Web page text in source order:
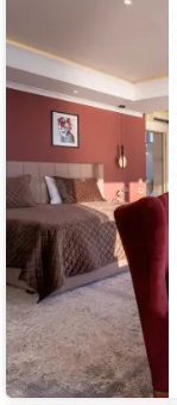
И
СПА